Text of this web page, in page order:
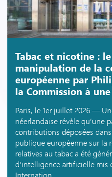
Tabac et nicotine :
manipulation de la
européenne par
la Commission à
Paris, le 1er juillet 2026 —
néerlandaise révèle qu’une
contributions déposées
publique européenne sur la
relatives au tabac a été
d’intelligence artificielle mis